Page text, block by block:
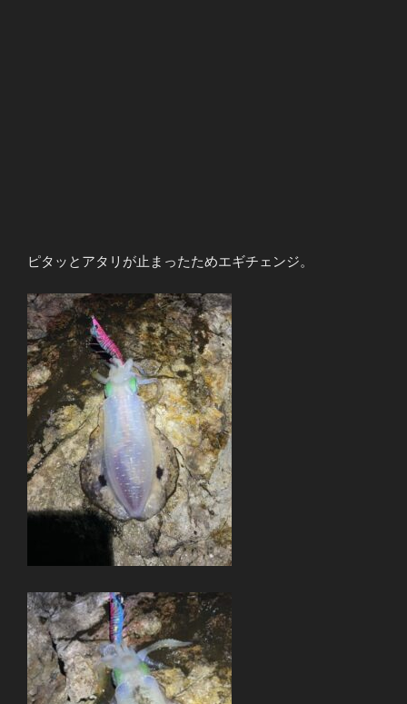
ピタッとアタリが止まったためエギチェンジ。